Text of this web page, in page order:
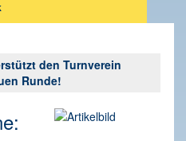
den Turnverein
Runde!